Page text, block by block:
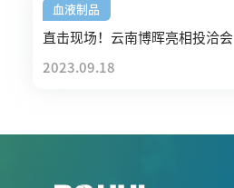
血液制品
直击现场！云南博晖亮相投洽会
2023.09.18